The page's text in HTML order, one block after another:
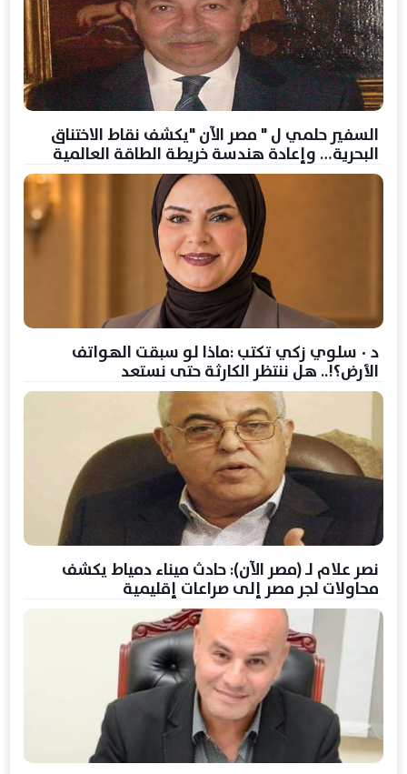
السفير حلمي ل " مصر الآن "يكشف نقاط الاختناق
البحرية… وإعادة هندسة خريطة الطاقة العالمية
د ٠ سلوي زكي تكتب :ماذا لو سبقت الهواتف
الأرض؟!.. هل ننتظر الكارثة حتى نستعد
نصر علام لـ (مصر الآن): حادث ميناء دمياط يكشف
محاولات لجر مصر إلى صراعات إقليمية